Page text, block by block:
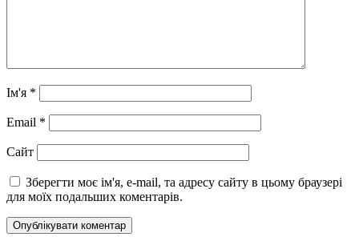
Ім'я *
Email *
Сайт
Зберегти моє ім'я, e-mail, та адресу сайту в цьому браузері
для моїх подальших коментарів.